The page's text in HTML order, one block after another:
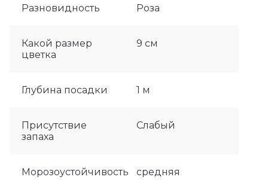
Разновидность Роза
Какой размер
цветка
9 см
Глубина посадки 1 м
Присутствие
запаха
Слабый
Морозоустойчивость средняя